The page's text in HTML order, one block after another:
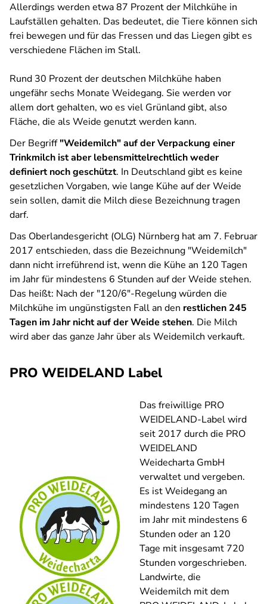
Allerdings werden etwa 87 Prozent der Milchkühe in
Laufställen gehalten. Das bedeutet, die Tiere können sich
frei bewegen und für das Fressen und das Liegen gibt es
verschiedene Flächen im Stall.
Rund 30 Prozent der deutschen Milchkühe haben
ungefähr sechs Monate Weidegang. Sie werden vor
allem dort gehalten, wo es viel Grünland gibt, also
Fläche, die als Weide genutzt werden kann.
Der Begriff"Weidemilch" auf der Verpackung einer
Trinkmilch ist aber lebensmittelrechtlich weder
definiert noch geschützt. In Deutschland gibt es keine
gesetzlichen Vorgaben, wie lange Kühe auf der Weide
sein sollen, damit die Milch diese Bezeichnung tragen
darf.
Das Oberlandesgericht (OLG) Nürnberg hat am 7. Februar
2017 entschieden, dass die Bezeichnung "Weidemilch"
dann nicht irreführend ist, wenn die Kühe an 120 Tagen
im Jahr für mindestens 6 Stunden auf der Weide stehen.
Das heißt: Nach der "120/6"-Regelung würden die
Milchkühe im ungünstigsten Fall an den restlichen 245
Tagen im Jahr nicht auf der Weide stehen. Die Milch
wird aber das ganze Jahr über als Weidemilch verkauft.
PRO WEIDELAND Label
Das freiwillige PRO
WEIDELAND-Label wird
seit 2017 durch die PRO
WEIDELAND
Weidecharta GmbH
verwaltet und vergeben.
Es ist Weidegang an
mindestens 120 Tagen
im Jahr mit mindestens 6
Stunden oder an 120
Tage mit insgesamt 720
Stunden vorgeschrieben.
Landwirte, die
Weidemilch mit dem